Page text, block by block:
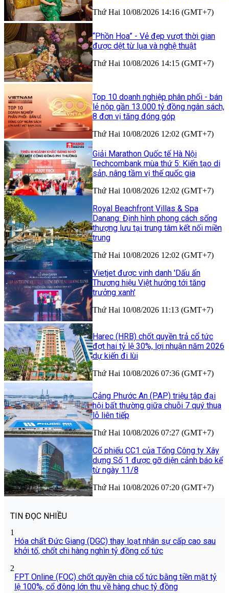
Thứ Hai 10/08/2026 14:16 (GMT+7)
“Phồn Hoa” - Vẻ đẹp vượt thời gian
được dệt từ lụa và nghệ thuật
Thứ Hai 10/08/2026 14:15 (GMT+7)
Top 10 doanh nghiệp phân phối - bán
lẻ nộp gần 13.000 tỷ đồng ngân sách,
8 đơn vị tăng đóng góp
Thứ Hai 10/08/2026 12:02 (GMT+7)
Giải Marathon Quốc tế Hà Nội
Techcombank mùa thứ 5: Kiến tạo di
sản, nâng tầm vị thế quốc gia
Thứ Hai 10/08/2026 12:02 (GMT+7)
Royal Beachfront Villas & Spa
Danang: Định hình phong cách sống
thượng lưu tại trung tâm kết nối miền
trung
Thứ Hai 10/08/2026 12:02 (GMT+7)
Vietjet được vinh danh 'Dấu ấn
Thương hiệu Việt hướng tới tăng
trưởng xanh'
Thứ Hai 10/08/2026 11:13 (GMT+7)
Harec (HRB) chốt quyền trả cổ tức
đợt hai tỷ lệ 30%, lợi nhuận năm 2026
dự kiến đi lùi
Thứ Hai 10/08/2026 07:36 (GMT+7)
Cảng Phước An (PAP) triệu tập đại
hội bất thường giữa chuỗi 7 quý thua
lỗ liên tiếp
Thứ Hai 10/08/2026 07:27 (GMT+7)
Cổ phiếu CC1 của Tổng Công ty Xây
dựng Số 1 được gỡ diện cảnh báo kể
từ ngày 11/8
Thứ Hai 10/08/2026 07:20 (GMT+7)
TIN ĐỌC NHIỀU
1
Hóa chất Đức Giang (DGC) thay loạt nhân sự cấp cao sau
khởi tố, chốt chi hàng nghìn tỷ đồng cổ tức
2
FPT Online (FOC) chốt quyền chia cổ tức bằng tiền mặt tỷ
lệ 100%, cổ đông lớn thu về hàng chục tỷ đồng